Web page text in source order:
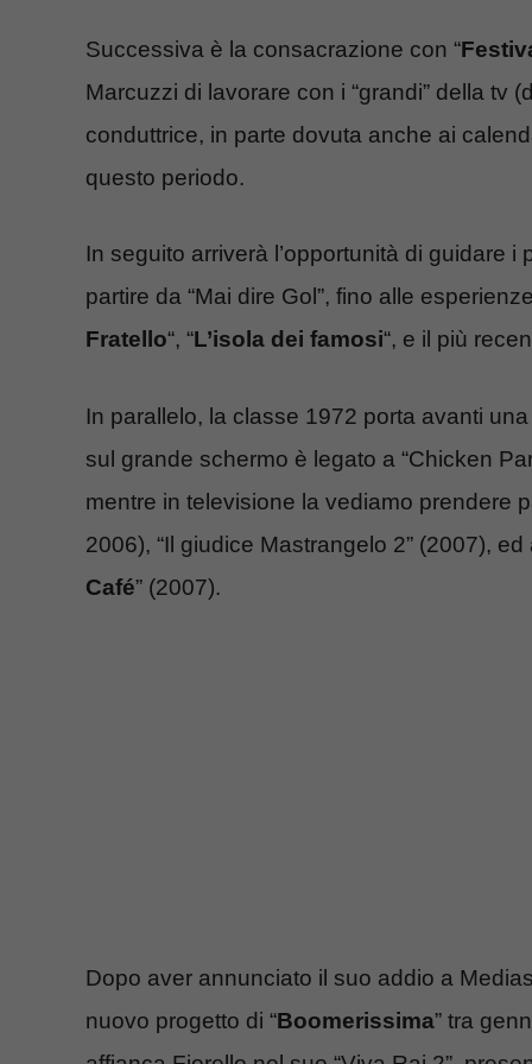
Successiva è la consacrazione con “
Marcuzzi di lavorare con i “grandi” della tv
conduttrice, in parte dovuta anche ai
questo periodo.
In seguito arriverà l’opportunità di guidare i
partire da “Mai dire Gol”, fino alle
Fratello“, “L’isola dei famosi“, e il più
In parallelo, la classe 1972 porta avanti
sul grande schermo è legato a “Chicken
mentre in televisione la vediamo prendere
2006), “Il giudice Mastrangelo 2” (2007),
Café” (2007).
Dopo aver annunciato il suo addio a
nuovo progetto di “Boomerissima” tra